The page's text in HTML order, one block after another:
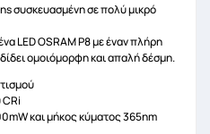
συσκευασμένη σε πολύ μικρό
LED OSRAM P8 με έναν πλήρη
ομοιόμορφη και απαλή δέσμη.
και μήκος κύματος 365nm